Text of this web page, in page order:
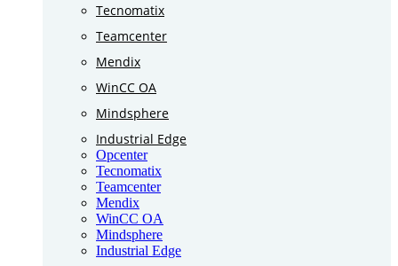
Tecnomatix
Teamcenter
Mendix
WinCC OA
Mindsphere
Industrial Edge
Opcenter
Tecnomatix
Teamcenter
Mendix
WinCC OA
Mindsphere
Industrial Edge